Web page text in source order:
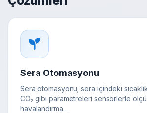
Sera Otomasyonu
Sera otomasyonu; sera içindeki
CO₂ gibi parametreleri sensörlerle
havalandırma…